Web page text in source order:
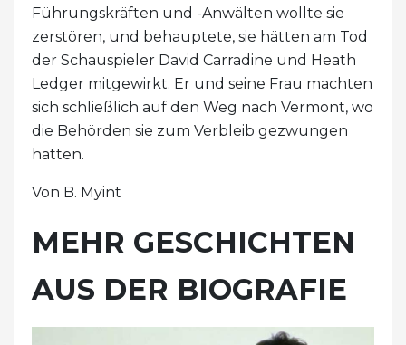
Führungskräften und -Anwälten wollte sie
zerstören, und behauptete, sie hätten am Tod
der Schauspieler David Carradine und Heath
Ledger mitgewirkt. Er und seine Frau machten
sich schließlich auf den Weg nach Vermont, wo
die Behörden sie zum Verbleib gezwungen
hatten.
Von B. Myint
MEHR GESCHICHTEN
AUS DER BIOGRAFIE